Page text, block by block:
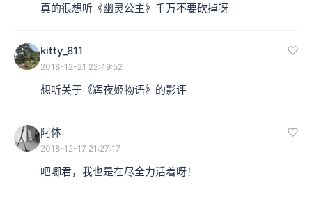
真的很想听《幽灵公主》千万不要砍掉呀
kitty_811
2018-12-21 22:49:52
想听关于《辉夜姬物语》的影评
阿体
2018-12-17 21:27:17
吧唧君，我也是在尽全力活着呀！